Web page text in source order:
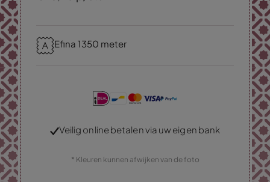
Efina 1350 meter
Veilig online betalen via uw eigen bank
* Kleuren kunnen afwijken van de foto